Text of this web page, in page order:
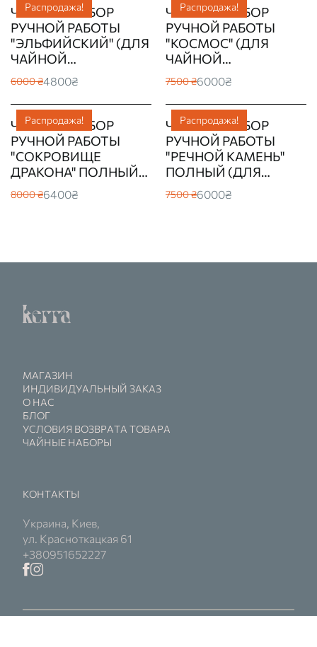
Распродажа!
ЧАЙНЫЙ НАБОР
РУЧНОЙ РАБОТЫ
"ЭЛЬФИЙСКИЙ" (ДЛЯ
ЧАЙНОЙ
ЦЕРЕМОНИИ)
6000 ₴4800₴
Распродажа!
ЧАЙНЫЙ НАБОР
РУЧНОЙ РАБОТЫ
"КОСМОС" (ДЛЯ
ЧАЙНОЙ
ЦЕРЕМОНИИ)
7500 ₴6000₴
Распродажа!
ЧАЙНЫЙ НАБОР
РУЧНОЙ РАБОТЫ
"СОКРОВИЩЕ
ДРАКОНА" ПОЛНЫЙ
(ДЛЯ ЧАЙНОЙ
ЦЕРЕМОНИИ)
8000 ₴6400₴
Распродажа!
ЧАЙНЫЙ НАБОР
РУЧНОЙ РАБОТЫ
"РЕЧНОЙ КАМЕНЬ"
ПОЛНЫЙ (ДЛЯ
ЧАЙНОЙ
ЦЕРЕМОНИИ)
7500 ₴6000₴
МАГАЗИН
ИНДИВИДУАЛЬНЫЙ ЗАКАЗ
О НАС
БЛОГ
УСЛОВИЯ ВОЗВРАТА ТОВАРА
ЧАЙНЫЕ НАБОРЫ
КОНТАКТЫ
Украина, Киев,
ул. Красноткацкая 61
+380951652227